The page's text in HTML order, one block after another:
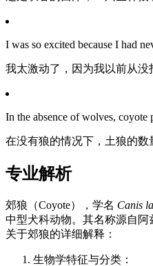
I was so excited because I had
我太激动了，因为我以前从没
In the absence of wolves,
在没有狼的情况下，土狼的数
专业解析
郊狼（Coyote），学名 Canis
中型犬科动物。其名称源自阿
关于郊狼的详细解释：
生物学特征与分类：